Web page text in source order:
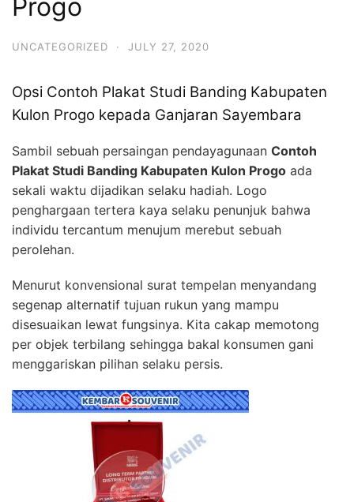
Progo
UNCATEGORIZED · JULY 27, 2020
Opsi Contoh Plakat Studi Banding Kabupaten
Kulon Progo kepada Ganjaran Sayembara
Sambil sebuah persaingan pendayagunaan Contoh
Plakat Studi Banding Kabupaten Kulon Progo ada
sekali waktu dijadikan selaku hadiah. Logo
penghargaan tertera kaya selaku penunjuk bahwa
individu tercantum menujum merebut sebuah
perolehan.
Menurut konvensional surat tempelan menyandang
segenap alternatif tujuan rukun yang mampu
disesuaikan lewat fungsinya. Kita cakap memotong
per objek terbilang sehingga bakal konsumen gani
menggariskan pilihan selaku persis.